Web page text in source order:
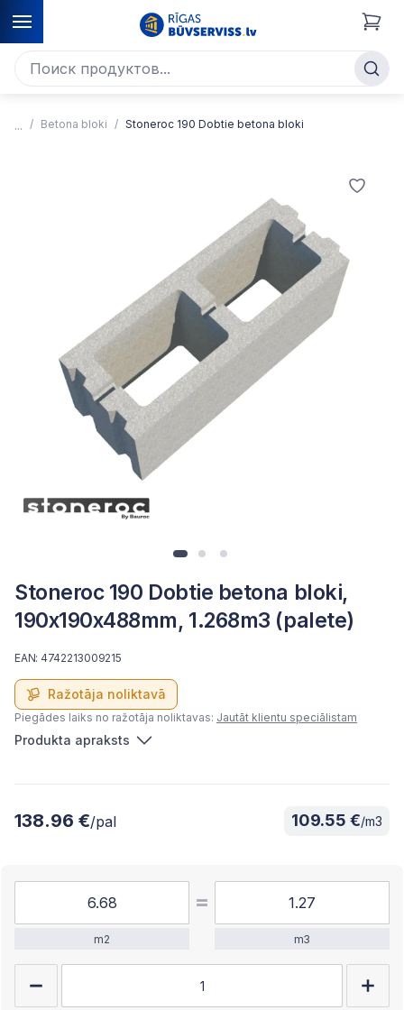
Betona bloki Stoneroc 190 Dobtie betona bloki
Stoneroc 190 Dobtie betona bloki,
190x190x488mm, 1.268m3 (palete)
Ražotāja noliktavā
EAN: 4742213009215
Piegādes laiks no ražotāja noliktavas: Jautāt klientu speciālistam
Produkta apraksts
138.96 €/pal 109.55 €/m3
m2 m3